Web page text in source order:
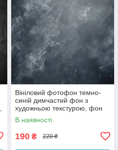
Вініловий фотофон темно-
синій димчастий фон з
художньою текстурою, фон
для фото 60x60 см,
№551759
В наявності
190 ₴ 220 ₴